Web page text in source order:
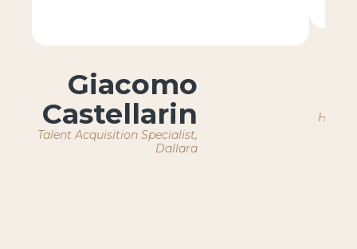
Giacomo
Castellarin
Talent Acquisition Specialist,
Dallara
HR